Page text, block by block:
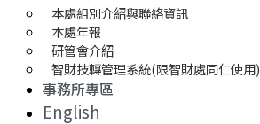
本處組別介紹與聯絡資訊
本處年報
研管會介紹
智財技轉管理系統(限智財處同仁使用)
事務所專區
English